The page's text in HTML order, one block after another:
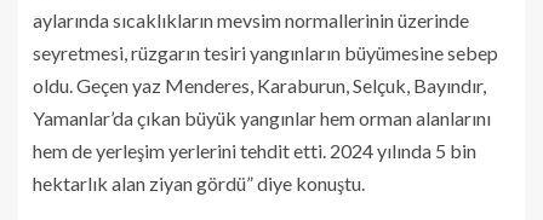
aylarında sıcaklıkların mevsim normallerinin üzerinde
seyretmesi, rüzgarın tesiri yangınların büyümesine sebep
oldu. Geçen yaz Menderes, Karaburun, Selçuk, Bayındır,
Yamanlar’da çıkan büyük yangınlar hem orman alanlarını
hem de yerleşim yerlerini tehdit etti. 2024 yılında 5 bin
hektarlık alan ziyan gördü” diye konuştu.